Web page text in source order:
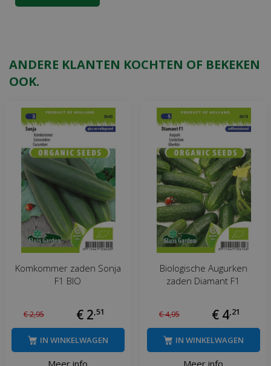
ANDERE KLANTEN KOCHTEN OF BEKEKEN
OOK.
Komkommer zaden Sonja
F1 BIO
€2,95 € 2,51
IN WINKELWAGEN
Biologische Augurken
zaden Diamant F1
€4,95 € 4,21
IN WINKELWAGEN